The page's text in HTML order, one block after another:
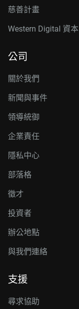
慈善計畫
Western Digital 資本
公司
關於我們
新聞與事件
領導統御
企業責任
隱私中心
部落格
徵才
投資者
辦公地點
與我們連絡
支援
尋求協助